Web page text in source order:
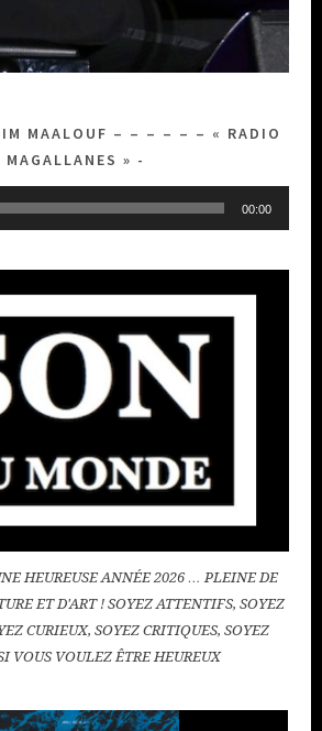
MAALOUF – – – – – – « RADIO
MAGALLANES »
00:00
HEUREUSE ANNÉE 2026 … PLEINE DE
ET D'ART ! SOYEZ ATTENTIFS, SOYEZ
CURIEUX, SOYEZ CRITIQUES, SOYEZ
VOUS VOULEZ ÊTRE HEUREUX